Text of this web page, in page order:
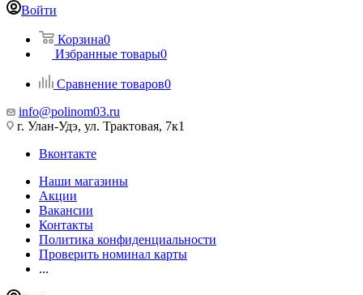
Войти
Корзина0
Избранные товары0
Сравнение товаров0
info@polinom03.ru
г. Улан-Удэ, ул. Трактовая, 7к1
Вконтакте
Наши магазины
Акции
Вакансии
Контакты
Политика конфиденциальности
Проверить номинал карты
...